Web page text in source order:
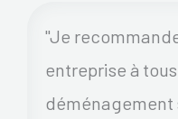
"Je
entreprise à
déménagement